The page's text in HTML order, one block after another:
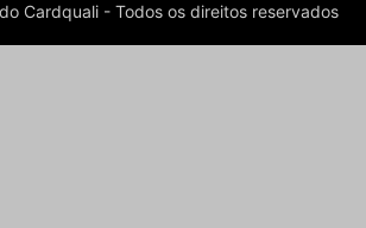
Cardquali - Todos os direitos reservados